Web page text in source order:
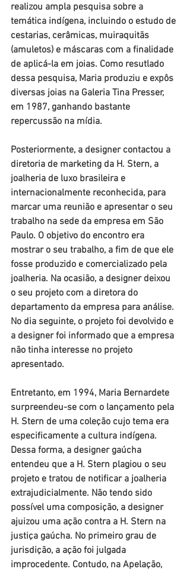
realizou ampla pesquisa sobre a
temática indígena, incluindo o estudo de
cestarias, cerâmicas, muiraquitãs
(amuletos) e máscaras com a finalidade
de aplicá-la em joias. Como resutlado
dessa pesquisa, Maria produziu e expôs
diversas joias na Galeria Tina Presser,
em 1987, ganhando bastante
repercussão na mídia.
Posteriormente, a designer contactou a
diretoria de marketing da H. Stern, a
joalheria de luxo brasileira e
internacionalmente reconhecida, para
marcar uma reunião e apresentar o seu
trabalho na sede da empresa em São
Paulo. O objetivo do encontro era
mostrar o seu trabalho, a fim de que ele
fosse produzido e comercializado pela
joalheria. Na ocasião, a designer deixou
o seu projeto com a diretora do
departamento da empresa para análise.
No dia seguinte, o projeto foi devolvido e
a designer foi informado que a empresa
não tinha interesse no projeto
apresentado.
Entretanto, em 1994, Maria Bernardete
surpreendeu-se com o lançamento pela
H. Stern de uma coleção cujo tema era
especificamente a cultura indígena.
Dessa forma, a designer gaúcha
entendeu que a H. Stern plagiou o seu
projeto e tratou de notificar a joalheria
extrajudicialmente. Não tendo sido
possível uma composição, a designer
ajuizou uma ação contra a H. Stern na
justiça gaúcha. No primeiro grau de
jurisdição, a ação foi julgada
improcedente. Contudo, na Apelação,